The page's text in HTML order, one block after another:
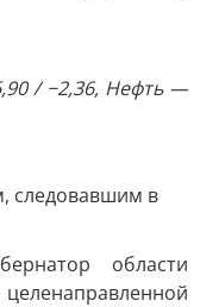
/ −2,36, Нефть —
следовавшим в
области